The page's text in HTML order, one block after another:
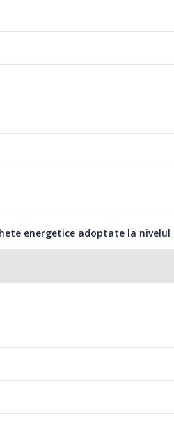
consum minim de energie iar
si bine pozitionat pentru a nu fi
fi schimbata, in functie de
si legumelor in cele mai bune
energetice adoptate la nivelul